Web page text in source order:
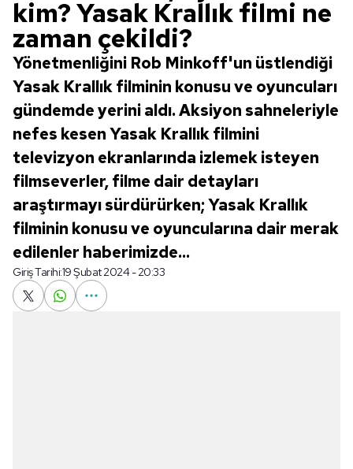
kim? Yasak Krallık filmi ne
zaman çekildi?
Yönetmenliğini Rob Minkoff'un üstlendiği
Yasak Krallık filminin konusu ve oyuncuları
gündemde yerini aldı. Aksiyon sahneleriyle
nefes kesen Yasak Krallık filmini
televizyon ekranlarında izlemek isteyen
filmseverler, filme dair detayları
araştırmayı sürdürürken; Yasak Krallık
filminin konusu ve oyuncularına dair merak
edilenler haberimizde...
Giriş Tarihi:19 Şubat 2024 - 20:33